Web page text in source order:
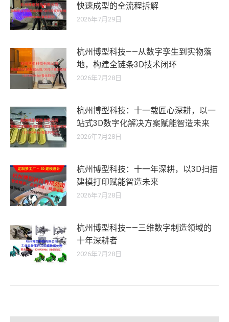
快速成型的全流程拆解
2026年7月29日
杭州博型科技——从数字孪生到实物落
地，构建全链条3D技术闭环
2026年7月28日
杭州博型科技：十一载匠心深耕，以一
站式3D数字化解决方案赋能智造未来
2026年7月28日
杭州博型科技：十一年深耕，以3D扫描
建模打印赋能智造未来
2026年7月28日
杭州博型科技——三维数字制造领域的
十年深耕者
2026年7月28日